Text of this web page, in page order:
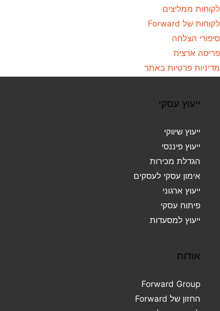
לקוחות ממליצים
לקוחות של Forward
סיפורי הצלחה
פריסה ארצית
מדיניות פרטיות באתר
ייעוץ עסקי
ייעוץ שיווקי
ייעוץ פיננסי
הגדלת מכירות
אימון עסקי לעסקים
ייעוץ ארגוני
פיתוח עסקי
ייעוץ למסעדות
אודות
Forward Group
החזון של Forward